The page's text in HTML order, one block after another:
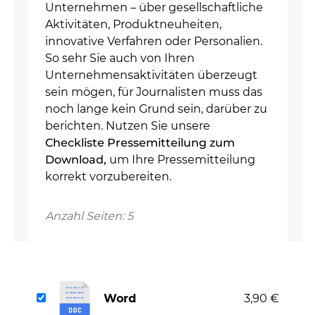
Unternehmen – über gesellschaftliche
Aktivitäten, Produktneuheiten,
innovative Verfahren oder Personalien.
So sehr Sie auch von Ihren
Unternehmensaktivitäten überzeugt
sein mögen, für Journalisten muss das
noch lange kein Grund sein, darüber zu
berichten. Nutzen Sie unsere
Checkliste Pressemitteilung zum
Download, um Ihre Pressemitteilung
korrekt vorzubereiten.
Anzahl Seiten: 5
Word 3,90 €